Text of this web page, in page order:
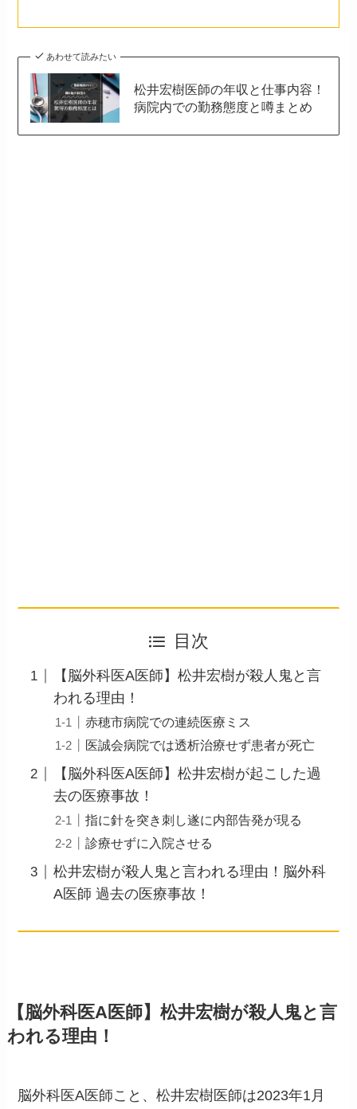
あわせて読みたい
松井宏樹医師の年収と仕事内容！
病院内での勤務態度と噂まとめ
目次
【脳外科医A医師】松井宏樹が殺人鬼と言
われる理由！
赤穂市病院での連続医療ミス
医誠会病院では透析治療せず患者が死亡
【脳外科医A医師】松井宏樹が起こした過
去の医療事故！
指に針を突き刺し遂に内部告発が現る
診療せずに入院させる
松井宏樹が殺人鬼と言われる理由！脳外科
A医師 過去の医療事故！
【脳外科医A医師】松井宏樹が殺人鬼と言
われる理由！
脳外科医A医師こと、松井宏樹医師は2023年1月